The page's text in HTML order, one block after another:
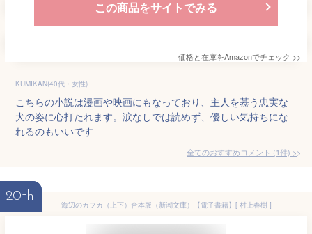
この商品をサイトでみる
価格と在庫をAmazonでチェック >>
KUMIKAN(40代・女性)
こちらの小説は漫画や映画にもなっており、主人を慕う忠実な
犬の姿に心打たれます。涙なしでは読めず、優しい気持ちにな
れるのもいいです
全てのおすすめコメント (1件) >
20th
海辺のカフカ（上下）合本版（新潮文庫）【電子書籍】[ 村上春樹 ]